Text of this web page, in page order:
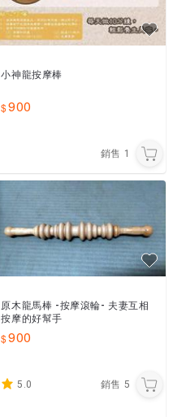
小神龍按摩棒
900
銷售 1
原木龍馬棒 -按摩滾輪- 夫妻互相
按摩的好幫手
900
5.0 銷售 5